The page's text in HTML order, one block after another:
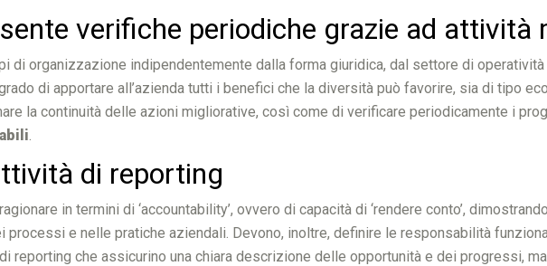
verifiche periodiche grazie ad attività
di organizzazione indipendentemente dalla forma giuridica, dal settore di
di apportare all’azienda tutti i benefici che la diversità può favorire, sia di tipo
la continuità delle azioni migliorative, così come di verificare periodicamente i
.
di reporting
in termini di ‘accountability’, ovvero di capacità di ‘rendere conto’,
processi e nelle pratiche aziendali. Devono, inoltre, definire le responsabilità
reporting che assicurino una chiara descrizione delle opportunità e dei progressi,